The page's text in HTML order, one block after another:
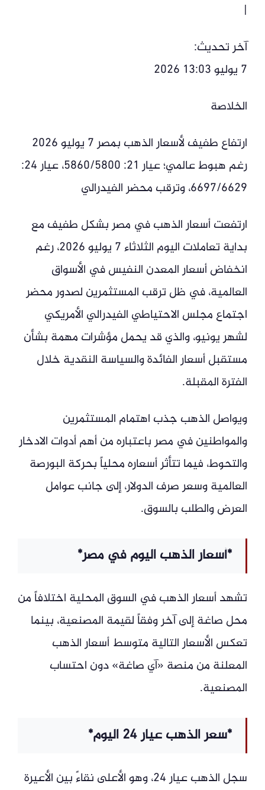
|
آخر تحديث:
7 يوليو 13:03 2026
الخلاصة
ارتفاع طفيف لأسعار الذهب بمصر 7 يوليو 2026
رغم هبوط عالمي؛ عيار 21: 5860/5800، عيار 24:
6697/6629، وترقب محضر الفيدرالي
ارتفعت أسعار الذهب في مصر بشكل طفيف مع
بداية تعاملات اليوم الثلاثاء 7 يوليو 2026، رغم
انخفاض أسعار المعدن النفيس في الأسواق
العالمية، في ظل ترقب المستثمرين لصدور محضر
اجتماع مجلس الاحتياطي الفيدرالي الأمريكي
لشهر يونيو، والذي قد يحمل مؤشرات مهمة بشأن
مستقبل أسعار الفائدة والسياسة النقدية خلال
الفترة المقبلة.
ويواصل الذهب جذب اهتمام المستثمرين
والمواطنين في مصر باعتباره من أهم أدوات الادخار
والتحوط، فيما تتأثر أسعاره محلياً بحركة البورصة
العالمية وسعر صرف الدولار، إلى جانب عوامل
العرض والطلب بالسوق.
*أسعار الذهب اليوم في مصر*
تشهد أسعار الذهب في السوق المحلية اختلافاً من
محل صاغة إلى آخر وفقاً لقيمة المصنعية، بينما
تعكس الأسعار التالية متوسط أسعار الذهب
المعلنة من منصة «آي صاغة» دون احتساب
المصنعية.
*سعر الذهب عيار 24 اليوم*
سجل الذهب عيار 24، وهو الأعلى نقاءً بين الأعيرة